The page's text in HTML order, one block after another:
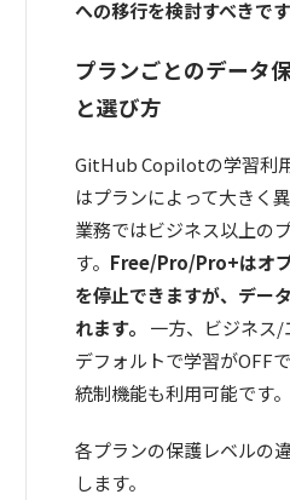
への移行を検討すべきです
プランごとのデータ
と選び方
GitHub Copilotの学習利
はプランによって大きく
業務ではビジネス以上の
す。 Free/Pro/Pro+はオ
を停止できますが、デー
れます。
一方、ビジネス/
デフォルトで学習がOFF
統制機能も利用可能です。
各プランの保護レベルの
します。